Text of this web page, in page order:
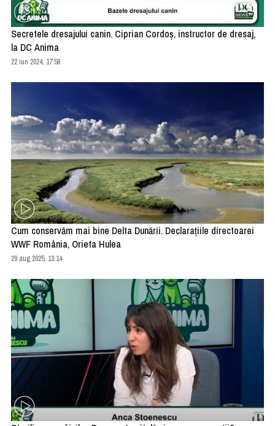
Secretele dresajului canin. Ciprian Cordoș, instructor de dresaj,
la DC Anima
22 iun 2024, 17:58
Cum conservăm mai bine Delta Dunării. Declarațiile directoarei
WWF România, Orieta Hulea
29 aug 2025, 13:14